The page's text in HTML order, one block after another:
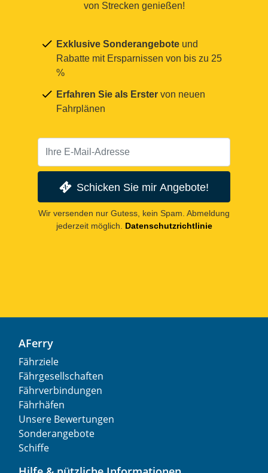
von Strecken genießen!
Exklusive Sonderangebote und
Rabatte mit Ersparnissen von bis zu 25
%
Erfahren Sie als Erster von neuen
Fahrplänen
Schicken Sie mir Angebote!
Wir versenden nur Gutess, kein Spam. Abmeldung
jederzeit möglich.
Datenschutzrichtlinie
AFerry
Fährziele
Fährgesellschaften
Fährverbindungen
Fährhäfen
Unsere Bewertungen
Sonderangebote
Schiffe